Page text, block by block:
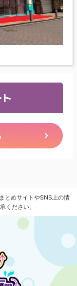
とめサイトやSNS上の情
ください。